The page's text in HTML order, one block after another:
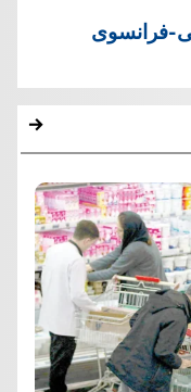
فرانسوی